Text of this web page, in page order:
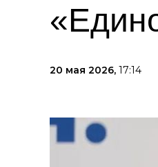
20 мая 2026, 17:14